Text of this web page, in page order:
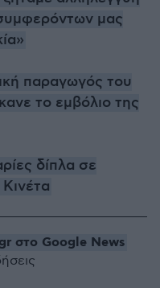
μας
παραγωγός του
το εμβόλιο της
δίπλα σε
στο Google News